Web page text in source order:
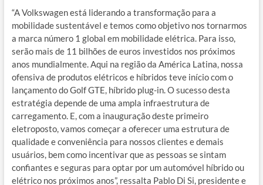
“A Volkswagen está liderando a transformação para a
mobilidade sustentável e temos como objetivo nos tornarmos
a marca número 1 global em mobilidade elétrica. Para isso,
serão mais de 11 bilhões de euros investidos nos próximos
anos mundialmente. Aqui na região da América Latina, nossa
ofensiva de produtos elétricos e híbridos teve início com o
lançamento do Golf GTE, híbrido plug-in. O sucesso desta
estratégia depende de uma ampla infraestrutura de
carregamento. E, com a inauguração deste primeiro
eletroposto, vamos começar a oferecer uma estrutura de
qualidade e conveniência para nossos clientes e demais
usuários, bem como incentivar que as pessoas se sintam
confiantes e seguras para optar por um automóvel híbrido ou
elétrico nos próximos anos”, ressalta Pablo Di Si, presidente e